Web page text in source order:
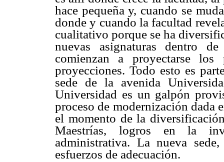
hace pequeña y, cuando se
donde y cuando la facultad
cualitativo porque se ha
nuevas asignaturas dentro
comienzan a proyectarse
proyecciones. Todo esto es
sede de la avenida
Universidad es un galpón
proceso de modernización dada
el momento de la
Maestrías, logros en la
administrativa. La nueva
esfuerzos de adecuación.